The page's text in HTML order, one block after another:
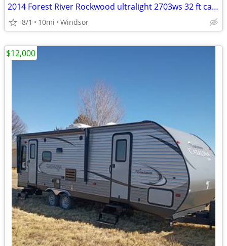
2014 Forest River Rockwood ultralight 2703ws 32 ft camper
8/1 10mi Windsor
$12,000